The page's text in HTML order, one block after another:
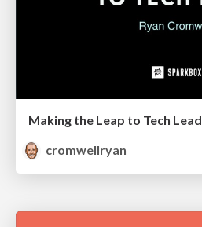
Making the Leap to Tech Lead
cromwellryan